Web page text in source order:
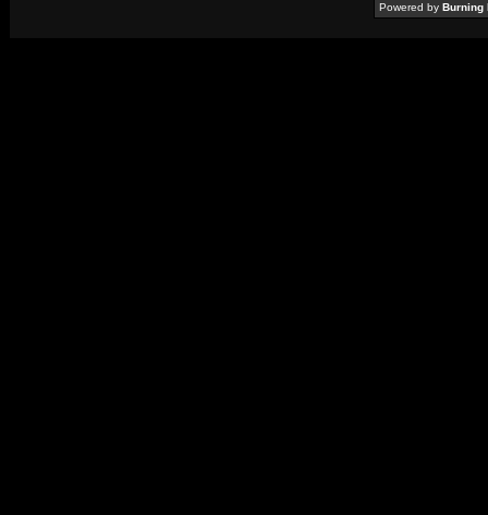
Powered by Burning